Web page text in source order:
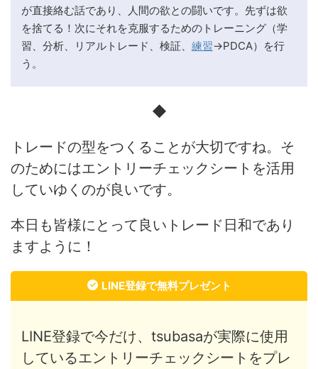
が直接絡む話であり、人間の欲との闘いです。先ずは欲
を捨てる！次にそれを克服するためのトレーニング（学
習、分析、リアルトレード、検証、 練習→PDCA）を行
う。
◆
トレードの型をつくることが大切ですね。そ
のためにはエントリーチェックシートを活用
していゆくのが良いです。
本日も皆様にとって良いトレード日和であり
ますように！
LINE登録で無料プレゼント
LINE登録で今だけ、tsubasaが実際に使用
しているエントリーチェックシートをプレ